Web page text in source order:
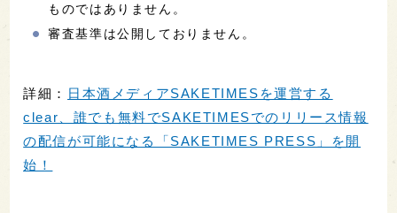
ものではありません。
審査基準は公開しておりません。
詳細：
日本酒メディアSAKETIMESを運営する
clear、誰でも無料でSAKETIMESでのリリース情報
の配信が可能になる「SAKETIMES PRESS」を開
始！